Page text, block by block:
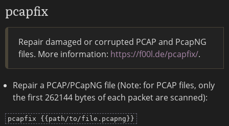
pcapfix
Repair damaged or corrupted PCAP and PcapNG
files. More information: https://f00l.de/pcapfix/.
Repair a PCAP/PCapNG file (Note: for PCAP files, only
the first 262144 bytes of each packet are scanned):
pcapfix {{path/to/file.pcapng}}